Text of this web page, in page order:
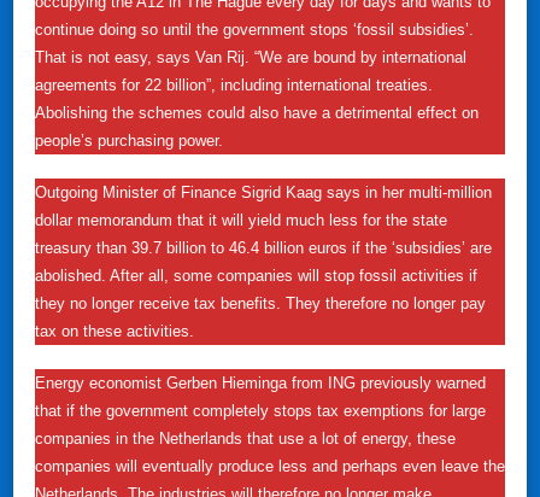
continue doing so until the government stops ‘fossil subsidies’.
That is not easy, says Van Rij. “We are bound by international
agreements for 22 billion”, including international treaties.
Abolishing the schemes could also have a detrimental effect on
people’s purchasing power.
Outgoing Minister of Finance Sigrid Kaag says in her multi-million
dollar memorandum that it will yield much less for the state
treasury than 39.7 billion to 46.4 billion euros if the ‘subsidies’ are
abolished. After all, some companies will stop fossil activities if
they no longer receive tax benefits. They therefore no longer pay
tax on these activities.
Energy economist Gerben Hieminga from ING previously warned
that if the government completely stops tax exemptions for large
companies in the Netherlands that use a lot of energy, these
companies will eventually produce less and perhaps even leave the